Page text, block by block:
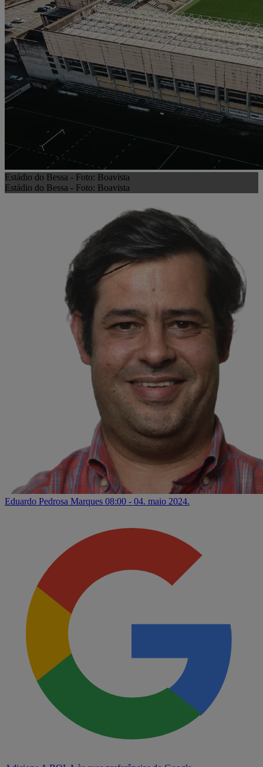
Estádio do Bessa - Foto: Boavista
Estádio do Bessa - Foto: Boavista
Eduardo Pedrosa Marques 08:00 - 04. maio 2024.